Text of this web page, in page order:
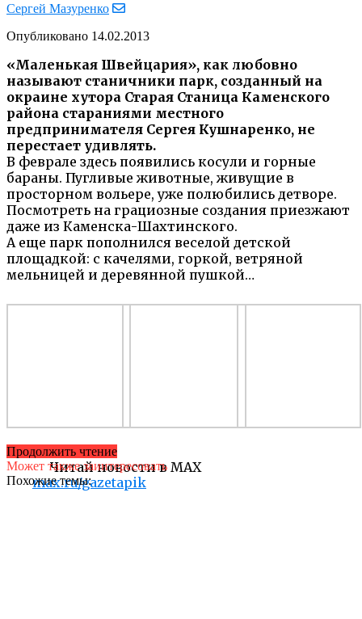
Сергей Мазуренко
Опубликовано 14.02.2013
«Маленькая Швейцария», как любовно
называют станичники парк, созданный на
окраине хутора Старая Станица Каменского
района стараниями местного
предпринимателя Сергея Кушнаренко, не
перестает удивлять.
В феврале здесь появились косули и горные
бараны. Пугливые животные, живущие в
просторном вольере, уже полюбились детворе.
Посмотреть на грациозные создания приезжают
даже из Каменска-Шахтинского.
А еще парк пополнился веселой детской
площадкой: с качелями, горкой, ветряной
мельницей и деревянной пушкой…
Читай новости в MAX
max.ru/gazetapik
Продолжить чтение
Может также заинтересовать
Похожие темы: